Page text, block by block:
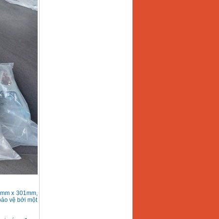
x 301mm,
vệ bởi một